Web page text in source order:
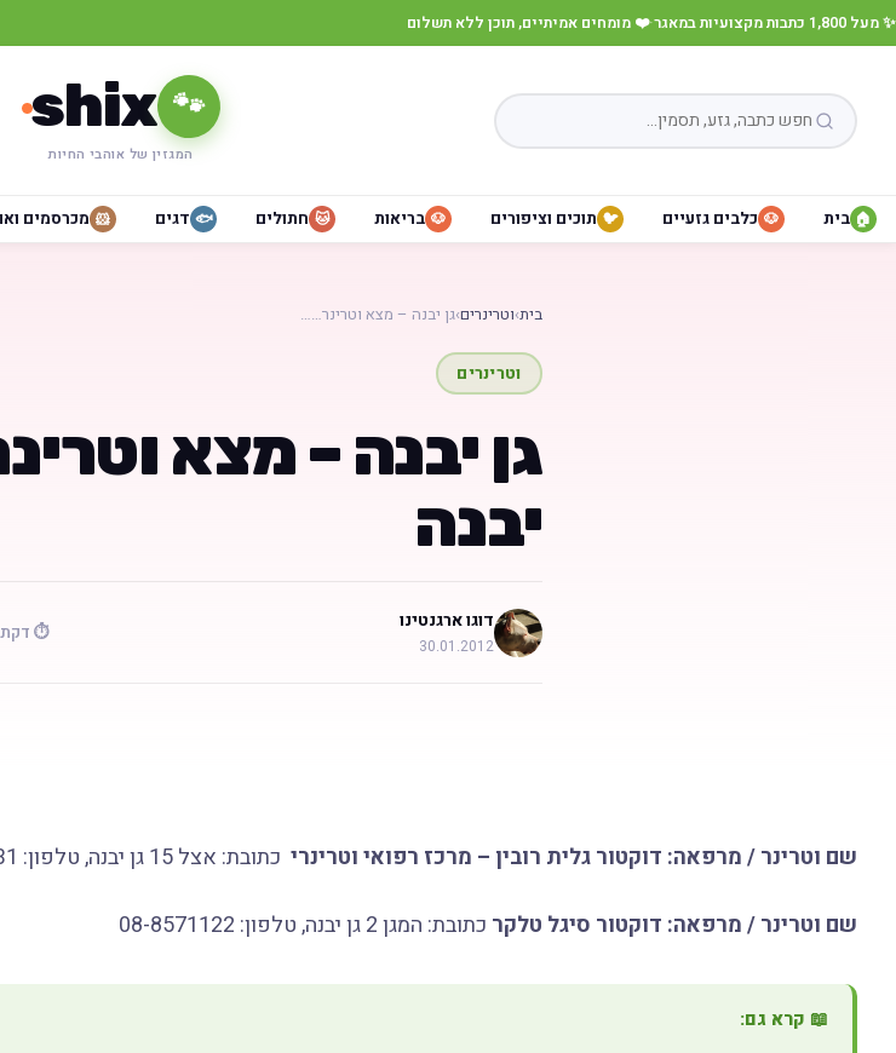
✨ מעל 1,800 כתבות מקצועיות במאגר ·❤️ מומחים אמיתיים, תוכן ללא תשלום
🐾
shix
המגזין של אוהבי החיות
🏠 בית 🐶 כלבים גזעיים 🐦 תוכים וציפורים 🐶 בריאות 🐱 חתולים 🐟 דגים 🐹 מכרסמים
בית›וטרינרים›גן יבנה – מצא וטרינר……
וטרינרים
גן יבנה – מצא
יבנה
דוגו ארגנטינו
30.01.2012
⏱️ דקת
שם וטרינר / מרפאה: דוקטור גלית רובין – מרכז רפואי וטרינרי כתובת: אצל 15 גן יבנה, טלפון: 08-8673331
שם וטרינר / מרפאה: דוקטור סיגל טלקר כתובת: המגן 2 גן יבנה, טלפון: 08-8571122
📖 קרא גם: